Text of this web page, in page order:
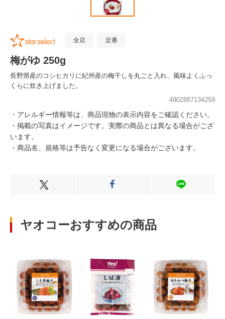
全店 定番
梅がゆ 250g
長野県産のコシヒカリに紀州産の梅干しを丸ごと入れ、風味よくふっ
くらに炊き上げました。
4902887134259
・アレルギー情報等は、商品現物の表示内容をご確認ください。
・掲載の写真はイメージです。実際の商品とは異なる場合がござ
います。
・商品名、規格等は予告なく変更になる場合がございます。
Xでシェアする FacebookでシェアするLINEでシェ
ヤオコーおすすめの商品